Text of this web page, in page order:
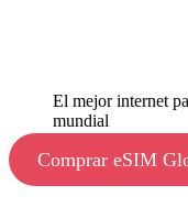
El mejor internet
mundial
Comprar eSIM